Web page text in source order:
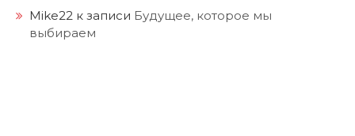
Mike22 к записи Будущее, которое мы
выбираем